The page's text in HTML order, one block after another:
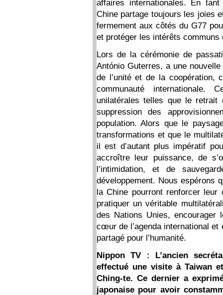
affaires internationales. En
Chine partage toujours les joies
fermement aux côtés du G77
et protéger les intérêts
Lors de la cérémonie de
António Guterres, a une
de l’unité et de la coopération,
communauté internationale.
unilatérales telles que le
suppression des
population. Alors que le
transformations et que le
il est d’autant plus impératif
accroître leur puissance, de
l’intimidation, et de
développement. Nous espérons
la Chine pourront renforcer
pratiquer un véritable
des Nations Unies, encourager
cœur de l’agenda international et
partagé pour l’humanité.
Nippon TV : L’ancien
effectué une visite à Taiwan
Ching-te. Ce dernier a
japonaise pour avoir